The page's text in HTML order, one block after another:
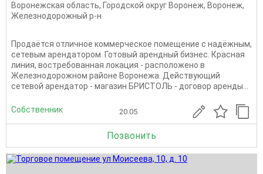
Воронежская область, Городской округ Воронеж, Воронеж,
Железнодорожный р-н
Продаётся отличное коммерческое помещение с надёжным,
сетевым арендатором. Готовый арендный бизнес. Красная
линия, востребованная локация - расположено в
Железнодорожном районе Воронежа. Действующий
сетевой арендатор - магазин БРИСТОЛЬ - договор аренды...
Собственник 20.05
Позвонить